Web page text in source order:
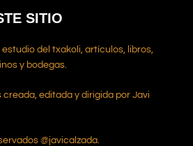
SITIO
del txakoli, artículos, libros,
y bodegas.
creada, editada y dirigida por Javi
@javicalzada.